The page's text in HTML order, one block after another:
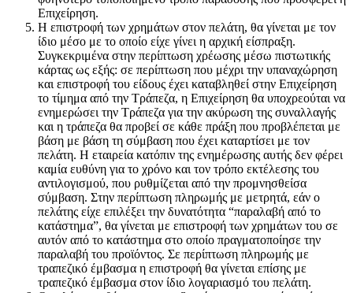
Επιχείρηση.
Η επιστροφή των χρημάτων στον πελάτη, θα γίνεται με τον
ίδιο μέσο με το οποίο είχε γίνει η αρχική είσπραξη.
Συγκεκριμένα στην περίπτωση χρέωσης μέσω πιστωτικής
κάρτας ως εξής: σε περίπτωση που μέχρι την υπαναχώρηση
και επιστροφή του είδους έχει καταβληθεί στην Επιχείρηση
το τίμημα από την Τράπεζα, η Επιχείρηση θα υποχρεούται να
ενημερώσει την Τράπεζα για την ακύρωση της συναλλαγής
και η τράπεζα θα προβεί σε κάθε πράξη που προβλέπεται με
βάση με βάση τη σύμβαση που έχει καταρτίσει με τον
πελάτη. Η εταιρεία κατόπιν της ενημέρωσης αυτής δεν φέρει
καμία ευθύνη για το χρόνο και τον τρόπο εκτέλεσης του
αντιλογισμού, που ρυθμίζεται από την προμνησθείσα
σύμβαση. Στην περίπτωση πληρωμής με μετρητά, εάν ο
πελάτης είχε επιλέξει την δυνατότητα “παραλαβή από το
κατάστημα”, θα γίνεται με επιστροφή των χρημάτων του σε
αυτόν από το κατάστημα στο οποίο πραγματοποίησε την
παραλαβή του προϊόντος. Σε περίπτωση πληρωμής με
τραπεζικό έμβασμα η επιστροφή θα γίνεται επίσης με
τραπεζικό έμβασμα στον ίδιο λογαριασμό του πελάτη.